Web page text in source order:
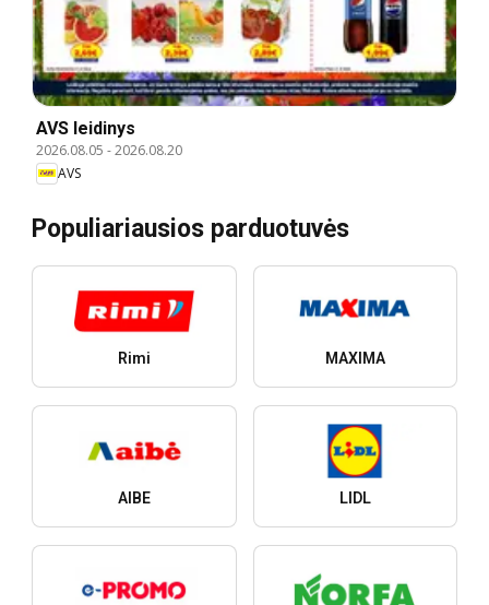
AVS leidinys
2026.08.05 -2026.08.20
AVS
Populiariausios parduotuvės
Rimi MAXIMA
AIBE LIDL